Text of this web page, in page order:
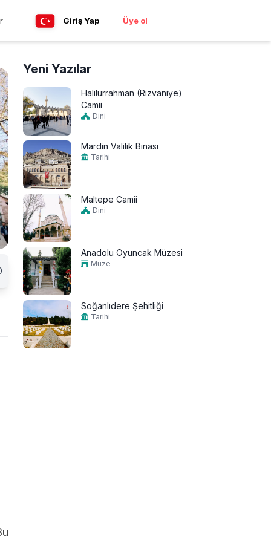
Giriş Yap Üye ol
Yeni Yazılar
Halilurrahman (Rızvaniye)
Camii
Dini
Mardin Valilik Binası
Tarihi
Maltepe Camii
Dini
Anadolu Oyuncak Müzesi
Müze
Soğanlıdere Şehitliği
Tarihi